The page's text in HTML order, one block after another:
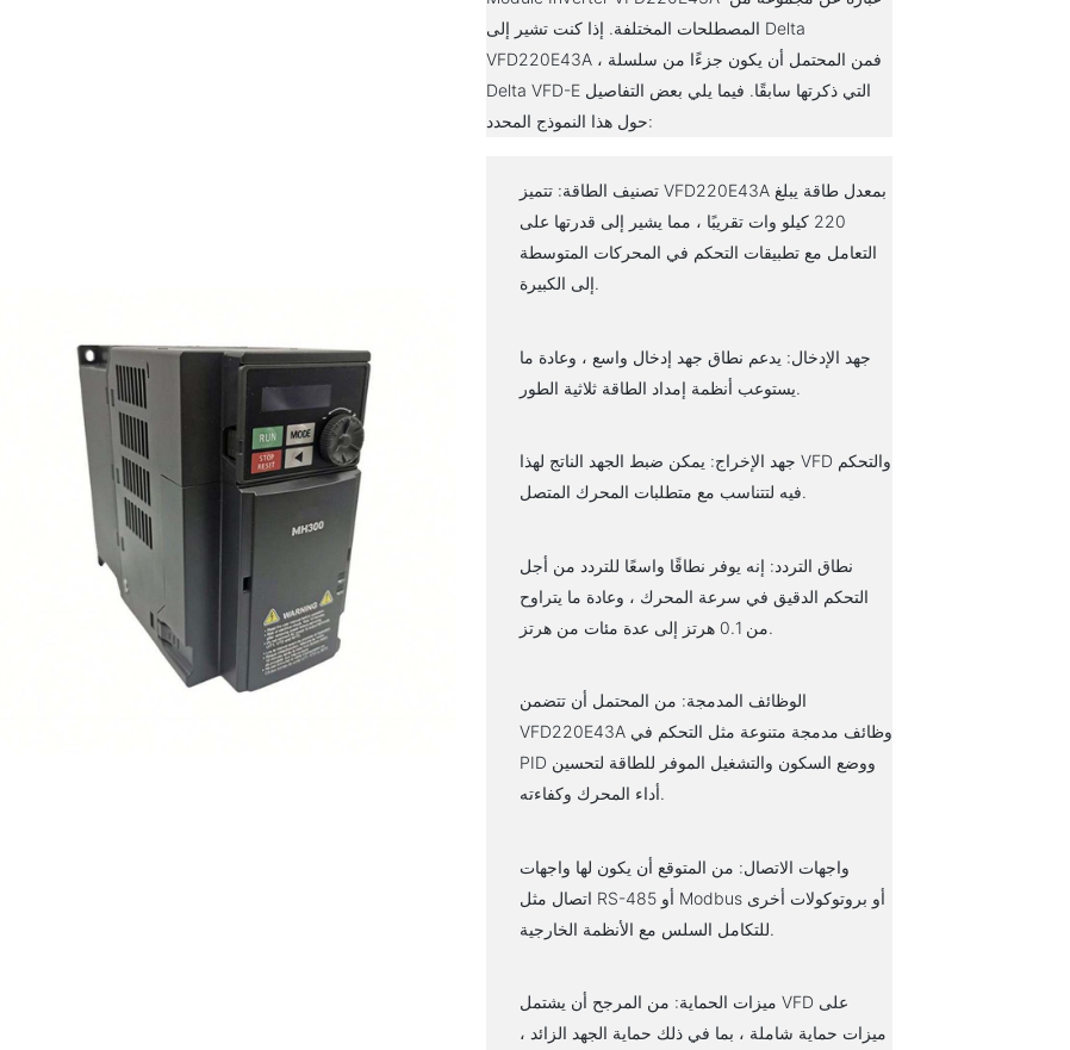
المصطلحات المختلفة. إذا كنت تشير إلى Delta
VFD220E43A ، فمن المحتمل أن يكون جزءًا من سلسلة
Delta VFD-E التي ذكرتها سابقًا. فيما يلي بعض التفاصيل
حول هذا النموذج المحدد:
تصنيف الطاقة: تتميز VFD220E43A بمعدل طاقة يبلغ
220 كيلو وات تقريبًا ، مما يشير إلى قدرتها على
التعامل مع تطبيقات التحكم في المحركات المتوسطة
إلى الكبيرة.
جهد الإدخال: يدعم نطاق جهد إدخال واسع ، وعادة ما
يستوعب أنظمة إمداد الطاقة ثلاثية الطور.
جهد الإخراج: يمكن ضبط الجهد الناتج لهذا VFD والتحكم
فيه لتتناسب مع متطلبات المحرك المتصل.
نطاق التردد: إنه يوفر نطاقًا واسعًا للتردد من أجل
التحكم الدقيق في سرعة المحرك ، وعادة ما يتراوح
من 0.1 هرتز إلى عدة مئات من هرتز.
الوظائف المدمجة: من المحتمل أن تتضمن
VFD220E43A وظائف مدمجة متنوعة مثل التحكم في
PID ووضع السكون والتشغيل الموفر للطاقة لتحسين
أداء المحرك وكفاءته.
واجهات الاتصال: من المتوقع أن يكون لها واجهات
اتصال مثل RS-485 أو Modbus أو بروتوكولات أخرى
للتكامل السلس مع الأنظمة الخارجية.
ميزات الحماية: من المرجح أن يشتمل VFD على
ميزات حماية شاملة ، بما في ذلك حماية الجهد الزائد ،